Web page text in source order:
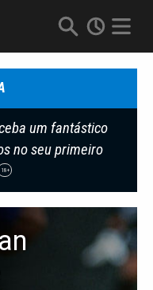
um fantástico
no seu primeiro
18+